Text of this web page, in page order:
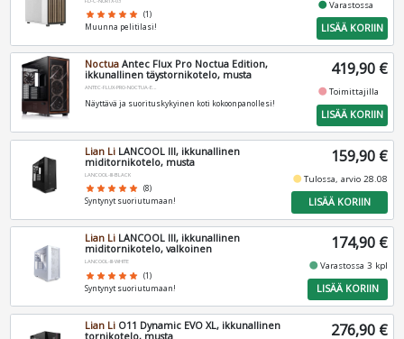
star star star star star (1)
Muunna pelitilasi!
fiber_manual_recordVarastossa
LISÄÄ KORIIN
Noctua Antec Flux Pro Noctua Edition,
ikkunallinen täystornikotelo, musta
ANTEC-FLUX-PRO-NOCTUA-EDITION
Näyttävä ja suorituskykyinen koti kokoonpanollesi!
419,90 €
fiber_manual_recordToimittajilla
LISÄÄ KORIIN
Lian Li LANCOOL III, ikkunallinen
miditornikotelo, musta
LANCOOL-III-BLACK
star star star star star (8)
Syntynyt suoriutumaan!
159,90 €
fiber_manual_recordTulossa, arvio 28.08
LISÄÄ KORIIN
Lian Li LANCOOL III, ikkunallinen
miditornikotelo, valkoinen
LANCOOL-III-WHITE
star star star star star (1)
Syntynyt suoriutumaan!
174,90 €
fiber_manual_recordVarastossa 3 kpl
LISÄÄ KORIIN
Lian Li O11 Dynamic EVO XL, ikkunallinen
tornikotelo, musta
276,90 €